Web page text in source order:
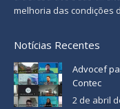
melhoria das condições
Notícias Recentes
Advocef
Contec
2 de abril